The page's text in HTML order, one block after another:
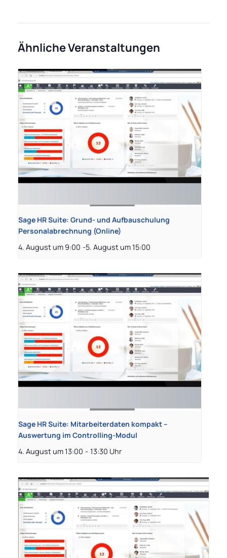
Ähnliche Veranstaltungen
Sage HR Suite: Grund- und Aufbauschulung
Personalabrechnung (Online)
4. August um 9:00 -5. August um 15:00
Sage HR Suite: Mitarbeiterdaten kompakt –
Auswertung im Controlling-Modul
4. August um 13:00 - 13:30